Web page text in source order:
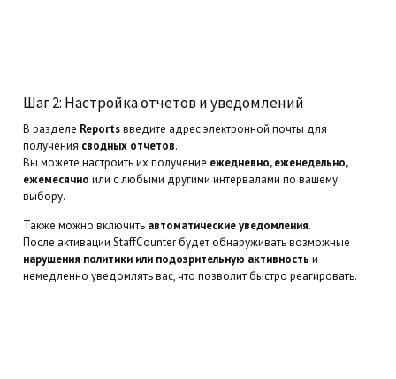
Шаг 2: Настройка отчетов и уведомлений
В разделе Reportsвведите адрес электронной почты для
получения сводных отчетов.
Вы можете настроить их получение ежедневно, еженедельно,
ежемесячно или с любыми другими интервалами по вашему
выбору.
Также можно включить автоматические уведомления.
После активации StaffCounter будет обнаруживать возможные
нарушения политики или подозрительную активность и
немедленно уведомлять вас, что позволит быстро реагировать.